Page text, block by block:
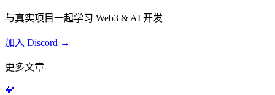
与真实项目一起学习 Web3 & AI 开发
加入 Discord →
更多文章
🧩